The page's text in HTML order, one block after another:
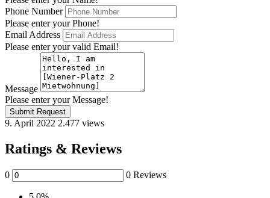
Phone Number
Please enter your Phone!
Email Address
Please enter your valid Email!
Message
Please enter your Message!
Submit Request
9. April 2022 2.477 views
Ratings & Reviews
0 0 Reviews